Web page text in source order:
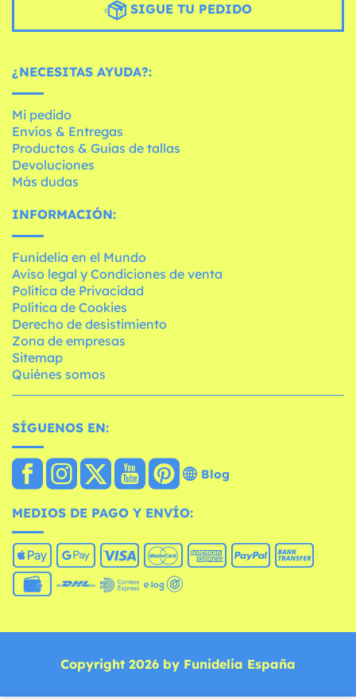
SIGUE TU PEDIDO
¿NECESITAS AYUDA?:
Mi pedido
Envíos & Entregas
Productos & Guías de tallas
Devoluciones
Más dudas
INFORMACIÓN:
Funidelia en el Mundo
Aviso legal y Condiciones de venta
Política de Privacidad
Política de Cookies
Derecho de desistimiento
Zona de empresas
Sitemap
Quiénes somos
SÍGUENOS EN:
Blog
MEDIOS DE PAGO Y ENVÍO:
Copyright 2026 by Funidelia España